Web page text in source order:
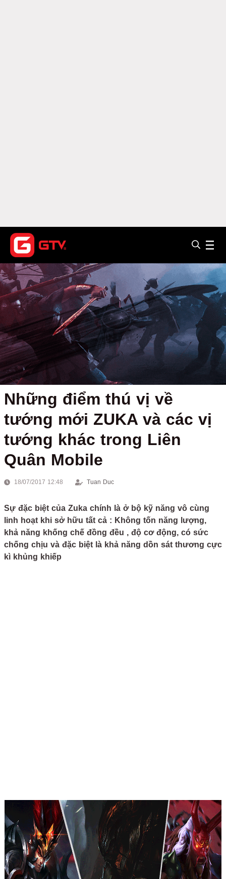
Những điểm thú vị về
tướng mới ZUKA và các vị
tướng khác trong Liên
Quân Mobile
18/07/2017 12:48 Tuan Duc
Sự đặc biệt của Zuka chính là ở bộ kỹ năng vô cùng
linh hoạt khi sở hữu tất cả : Không tốn năng lượng,
khả năng khống chế đồng đều , độ cơ động, có sức
chống chịu và đặc biệt là khả năng dồn sát thương cực
kì khủng khiếp